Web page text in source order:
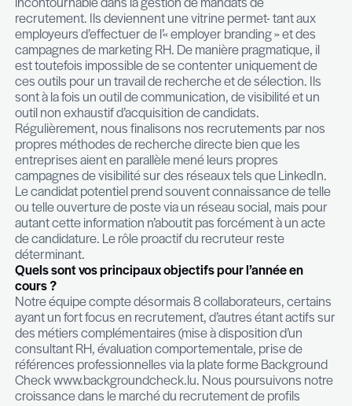
recrutement, l’entreprise doit ensuite appliquer
processus de sélection à la fois rigoureux,
réactif. Le recruteur et son client sont donc les
d’orchestre d’un processus de recrutement
dynamique per- mettant de progresser
outils que nous utilisons sont le référencement,
directe traditionnelle, la visibilité digitale, les
numériques, notre réseau / base de données, la
connaissance pointue d’un tel bassin d’emploi,
permanente sur l’évolution de compétences,
recrutement s’étale sur une période allant de 1 à
mois pour certains profils particuliers.
Quels sont les critères d’attractivité pour
meilleurs talents des entreprises avec les-
travaillez au Luxembourg ?
En tant que recruteur, notre rôle consiste à
candidats les caractéristiques de notre client
«meilleurs éléments» soient séduits à l’idée de
l’entreprise. La connaissance approfondie de
de sa culture, de sa stratégie est donc un